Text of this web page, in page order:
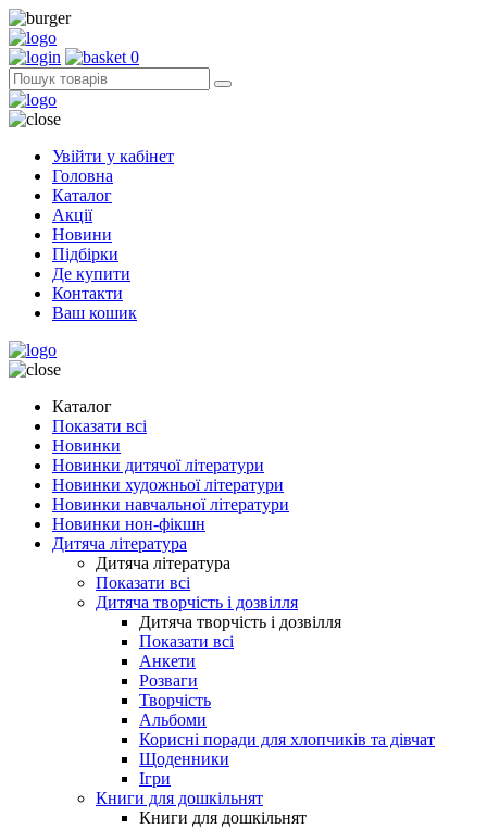
0
Увійти у кабінет
Головна
Каталог
Акції
Новини
Підбірки
Де купити
Контакти
Ваш кошик
Каталог
Показати всі
Новинки
Новинки дитячої літератури
Новинки художньої літератури
Новинки навчальної літератури
Новинки нон-фікшн
Дитяча література
Дитяча література
Показати всі
Дитяча творчість і дозвілля
Дитяча творчість і дозвілля
Показати всі
Анкети
Розваги
Творчість
Альбоми
Корисні поради для хлопчиків та дівчат
Щоденники
Ігри
Книги для дошкільнят
Книги для дошкільнят